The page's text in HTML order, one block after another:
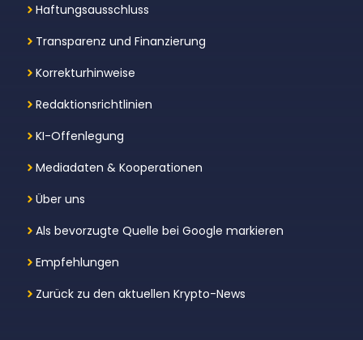
Haftungsausschluss
Transparenz und Finanzierung
Korrekturhinweise
Redaktionsrichtlinien
KI-Offenlegung
Mediadaten & Kooperationen
Über uns
Als bevorzugte Quelle bei Google markieren
Empfehlungen
Zurück zu den aktuellen Krypto-News